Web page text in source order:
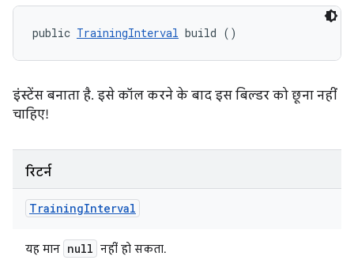
public TrainingInterval build ()
इंस्टेंस बनाता है. इसे कॉल करने के बाद इस बिल्डर को छूना नहीं
चाहिए!
रिटर्न
TrainingInterval
यह मान null नहीं हो सकता.